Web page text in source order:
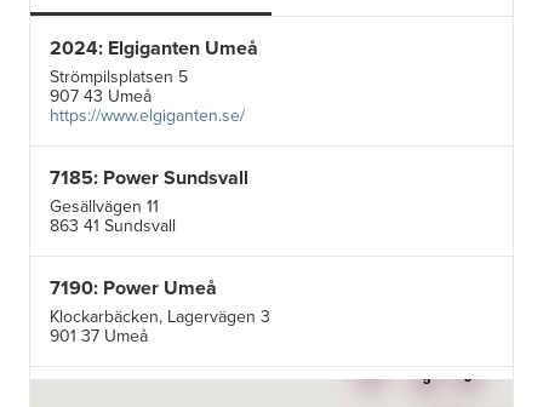
2024: Elgiganten Umeå
Strömpilsplatsen 5
907 43 Umeå
https://www.elgiganten.se/
7185: Power Sundsvall
Gesällvägen 11
863 41 Sundsvall
7190: Power Umeå
Klockarbäcken, Lagervägen 3
901 37 Umeå
3
5